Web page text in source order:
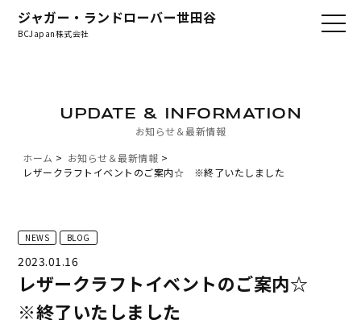
ジャガー・ランドローバー世田谷
BCJapan株式会社
お知らせ＆最新情報
UPDATE & INFORMATION
ホーム
お知らせ＆最新情報
レザークラフトイベントのご案内☆ ※終了いたしました
NEWS BLOG
2023.01.16
レザークラフトイベントのご案内☆
※終了いたしました